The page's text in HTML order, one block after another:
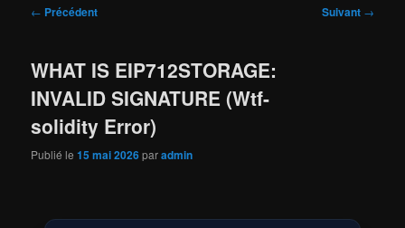
Navigation
← Précédent Suivant →
WHAT IS EIP712STORAGE:
INVALID SIGNATURE (Wtf-
solidity Error)
Publié le15 mai 2026paradmin